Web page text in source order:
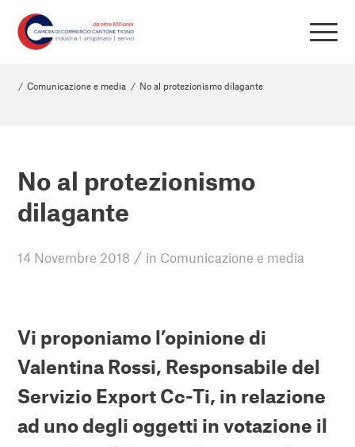
/ Comunicazione e media / No al protezionismo dilagante
No al protezionismo
dilagante
14 Novembre 2018 / in Comunicazione e media
Vi proponiamo l’opinione di
Valentina Rossi, Responsabile del
Servizio Export Cc-Ti, in relazione
ad uno degli oggetti in votazione il